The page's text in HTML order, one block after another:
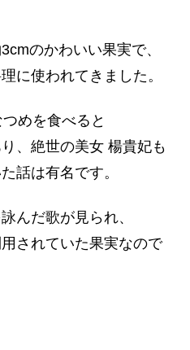
のかわいい果実で、
に使われてきました。
めを食べると
、絶世の美女 楊貴妃も
話は有名です。
んだ歌が見られ、
されていた果実なので